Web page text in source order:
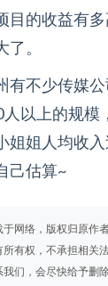
目的收益有
了。
有不少传媒
以上的规模
姐姐人均收入
己估算~
于网络，版权归原作
有权，不承担相关
们，会尽快给予删除